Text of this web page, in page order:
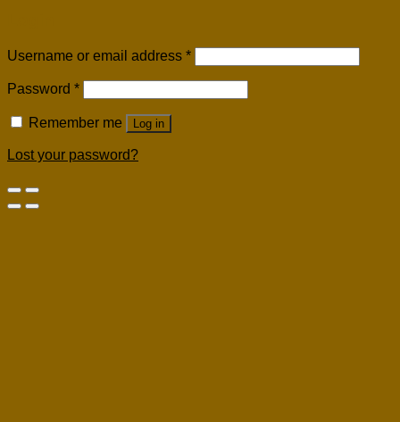
Username or email address *
Password *
Remember me Log in
Lost your password?